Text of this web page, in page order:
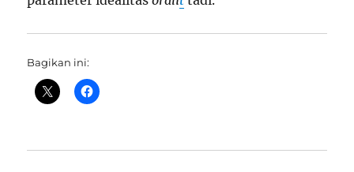
Bagikan ini: